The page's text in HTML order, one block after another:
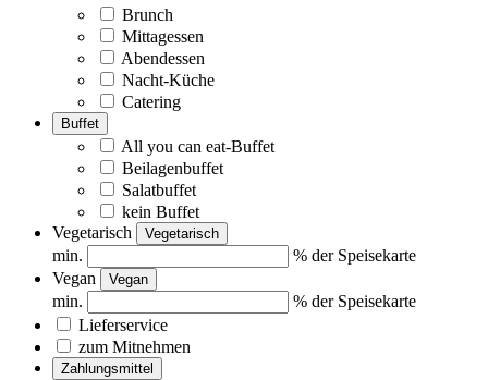
Brunch
Mittagessen
Abendessen
Nacht-Küche
Catering
Buffet
All you can eat-Buffet
Beilagenbuffet
Salatbuffet
kein Buffet
Vegetarisch
Vegetarisch
min.
% der Speisekarte
Vegan
Vegan
min.
% der Speisekarte
Lieferservice
zum Mitnehmen
Zahlungsmittel